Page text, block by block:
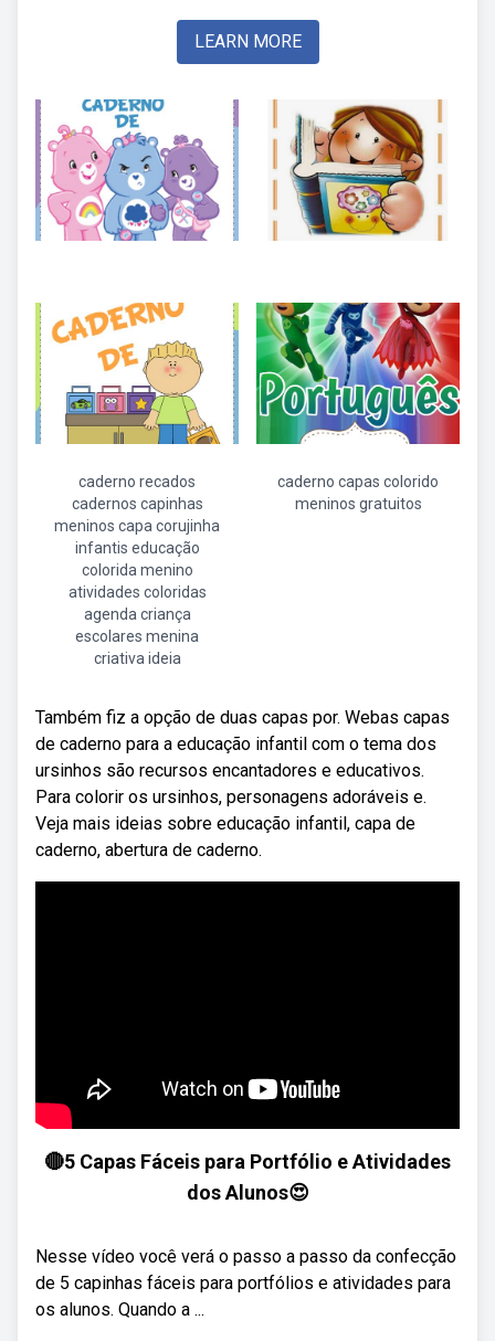
LEARN MORE
caderno recados
cadernos capinhas
meninos capa corujinha
infantis educação
colorida menino
atividades coloridas
agenda criança
escolares menina
criativa ideia
caderno capas colorido
meninos gratuitos
Também fiz a opção de duas capas por. Webas capas
de caderno para a educação infantil com o tema dos
ursinhos são recursos encantadores e educativos.
Para colorir os ursinhos, personagens adoráveis e.
Veja mais ideias sobre educação infantil, capa de
caderno, abertura de caderno.
🔴5 Capas Fáceis para Portfólio e Atividades
dos Alunos😍
Nesse vídeo você verá o passo a passo da confecção
de 5 capinhas fáceis para portfólios e atividades para
os alunos. Quando a ...